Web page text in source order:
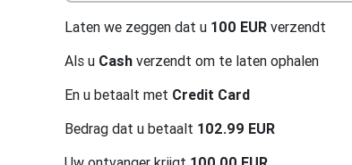
Laten we zeggen dat u 100 EUR verzendt
Als u Cash verzendt om te laten ophalen
En u betaalt met Credit Card
Bedrag dat u betaalt 102.99 EUR